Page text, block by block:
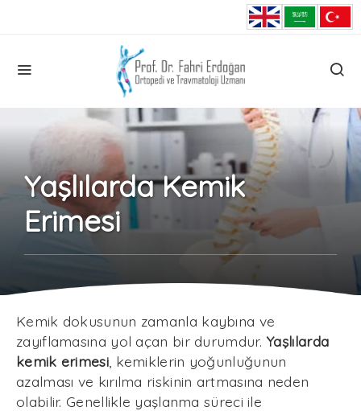
Yaşlılarda Kemik
Erimesi
Kemik dokusunun zamanla kaybına ve
zayıflamasına yol açan bir durumdur. Yaşlılarda
kemik erimesi, kemiklerin yoğunluğunun
azalması ve kırılma riskinin artmasına neden
olabilir. Genellikle yaşlanma süreci ile